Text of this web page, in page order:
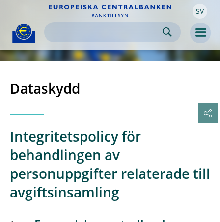
Skip to
content SV
Dataskydd
Integritetspolicy för
behandlingen av
personuppgifter relaterade till
avgiftsinsamling